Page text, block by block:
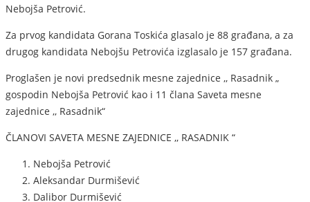
Nebojša Petrović.
Za prvog kandidata Gorana Toskića glasalo je 88 građana, a za
drugog kandidata Nebojšu Petrovića izglasalo je 157 građana.
Proglašen je novi predsednik mesne zajednice ,, Rasadnik „
gospodin Nebojša Petrović kao i 11 člana Saveta mesne
zajednice ,, Rasadnik“
ČLANOVI SAVETA MESNE ZAJEDNICE ,, RASADNIK “
Nebojša Petrović
Aleksandar Durmišević
Dalibor Durmišević